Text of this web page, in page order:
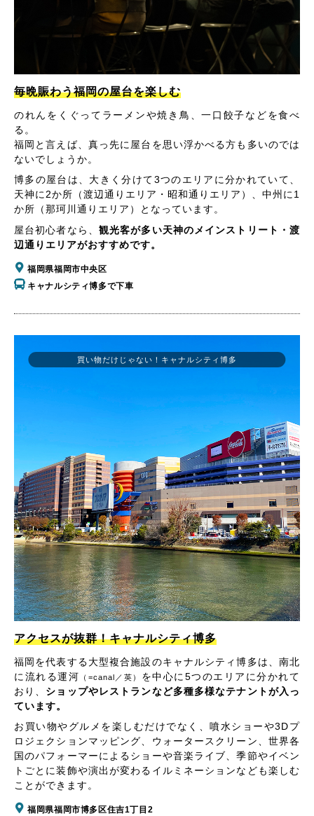
毎晩賑わう福岡の屋台を楽しむ
のれんをくぐってラーメンや焼き鳥、一口餃子などを食べ
る。
福岡と言えば、真っ先に屋台を思い浮かべる方も多いのでは
ないでしょうか。
博多の屋台は、大きく分けて3つのエリアに分かれていて、
天神に2か所（渡辺通りエリア・昭和通りエリア）、中州に1
か所（那珂川通りエリア）となっています。
屋台初心者なら、 観光客が多い天神のメインストリート・渡
辺通りエリアがおすすめです。
福岡県福岡市中央区
キャナルシティ博多で下車
アクセスが抜群！キャナルシティ博多
福岡を代表する大型複合施設のキャナルシティ博多は、南北
に流れる運河 （=canal／英）
を中心に5つのエリアに分かれて
おり、 ショップやレストランなど多種多様なテナントが入っ
ています。
お買い物やグルメを楽しむだけでなく、噴水ショーや3Dプ
ロジェクションマッピング、ウォータースクリーン、世界各
国のパフォーマーによるショーや音楽ライブ、季節やイベン
トごとに装飾や演出が変わるイルミネーションなども楽しむ
ことができます。
福岡県福岡市博多区住吉1丁目2
買い物だけじゃない！キャナルシティ博多